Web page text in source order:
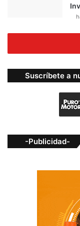
Suscríbete a
-Publicidad-